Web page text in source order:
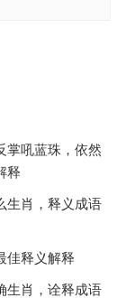
掌吼蓝珠，依然
释
生肖，释义成语
佳释义解释
生肖，诠释成语